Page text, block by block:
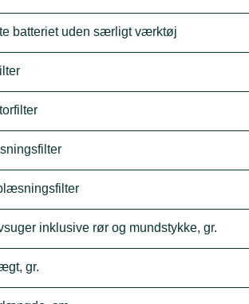
batteriet uden særligt værktøj
inklusive rør og mundstykke, gr.
gr.